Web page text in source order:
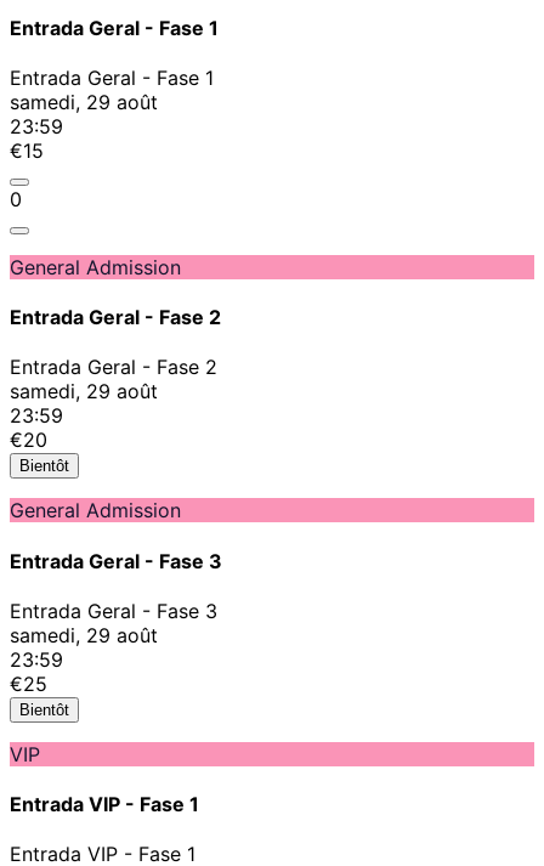
Entrada Geral - Fase 1
Entrada Geral - Fase 1
samedi, 29 août
23:59
€15
0
General Admission
Entrada Geral - Fase 2
Entrada Geral - Fase 2
samedi, 29 août
23:59
€20
Bientôt
General Admission
Entrada Geral - Fase 3
Entrada Geral - Fase 3
samedi, 29 août
23:59
€25
Bientôt
VIP
Entrada VIP - Fase 1
Entrada VIP - Fase 1